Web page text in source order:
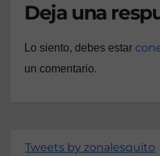
Deja una
Lo siento, debes estar
un comentario.
Tweets by zonalesquito